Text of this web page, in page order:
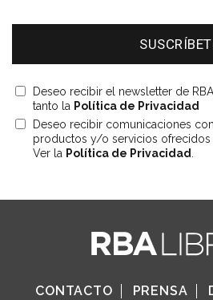
Deseo recibir el newsletter de
tanto la Política de Privacidad
Deseo recibir comunicaciones
productos y/o servicios ofrecidos
Ver la Política de Privacidad
CONTACTO PRENSA